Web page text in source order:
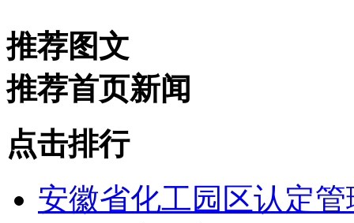
推荐图文
推荐首页新闻
点击排行
安徽省化工园区认定